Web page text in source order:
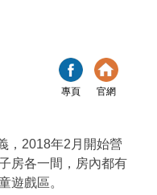
專頁 官網
，2018年2月開始營
房各一間，房內都有
遊戲區。